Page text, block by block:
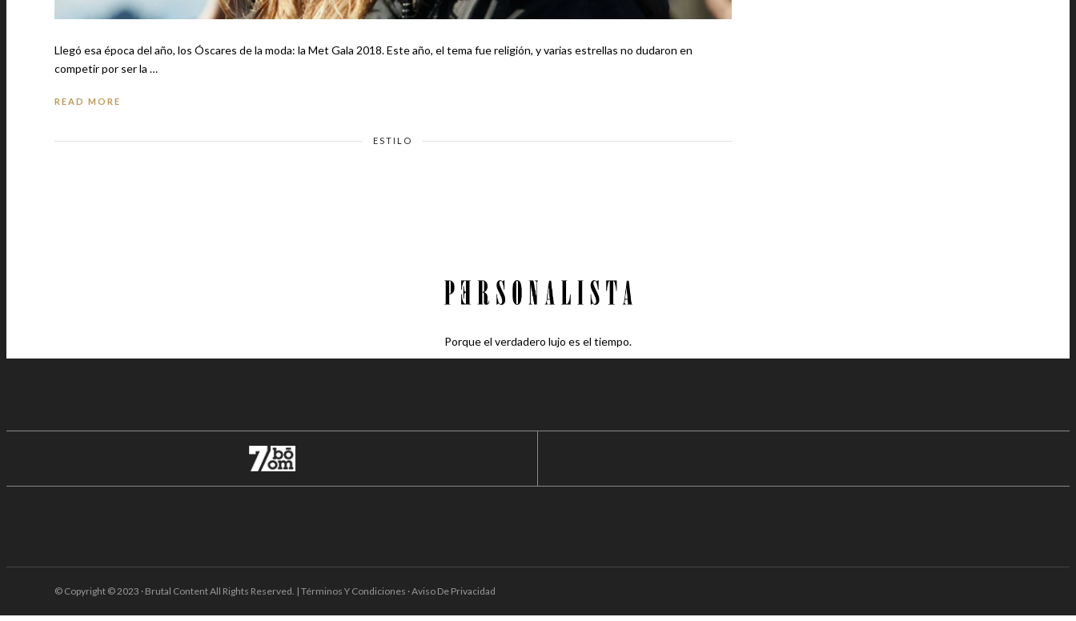
Llegó esa época del año, los Óscares de la moda: la Met Gala 2018. Este año, el tema fue religión, y varias estrellas no dudaron en
competir por ser la …
READ MORE
ESTILO
Porque el verdadero lujo es el tiempo.
© Copyright © 2023 · Brutal Content All Rights Reserved. | Términos Y Condiciones · Aviso De Privacidad